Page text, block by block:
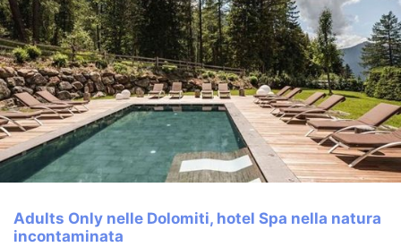
Adults Only nelle Dolomiti, hotel Spa nella natura
incontaminata